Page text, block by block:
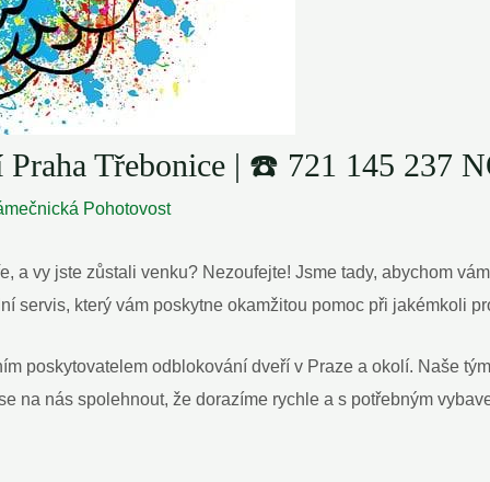
Třebonice | ☎️ 721 145 237
Pohotovost
a vy jste zůstali venku? Nezoufejte! Jsme tady, abychom
servis, který vám poskytne okamžitou pomoc při jakémkoli
poskytovatelem odblokování dveří v Praze a okolí. Naše
na nás spolehnout, že dorazíme rychle a s potřebným